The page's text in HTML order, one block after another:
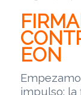
EON
impulso: